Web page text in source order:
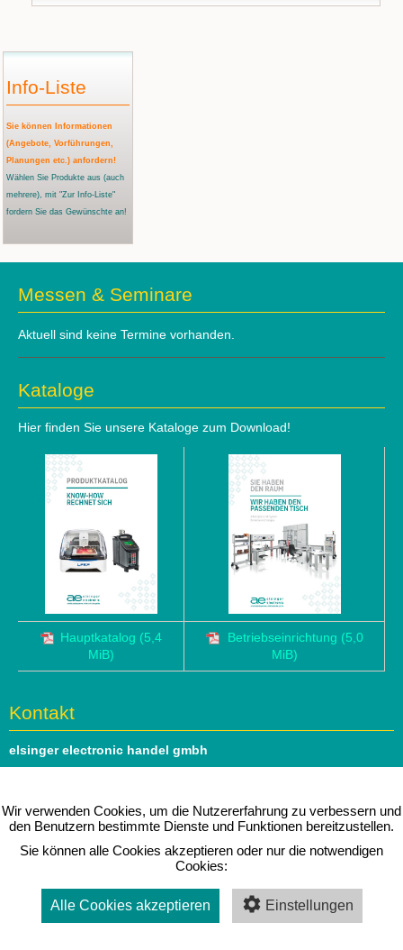
Wir verwenden Cookies, um die Nutzererfahrung zu verbessern und
den Benutzern bestimmte Dienste und Funktionen bereitzustellen.
Sie können alle Cookies akzeptieren oder nur die notwendigen
Cookies:
Alle Cookies akzeptieren Einstellungen
Info-Liste
Sie können Informationen
(Angebote, Vorführungen,
Planungen etc.) anfordern!
Wählen Sie Produkte aus (auch
mehrere), mit "Zur Info-Liste"
fordern Sie das Gewünschte an!
Messen & Seminare
Aktuell sind keine Termine vorhanden.
Kataloge
Hier finden Sie unsere Kataloge zum Download!
Hauptkatalog (5,4
MiB)
Betriebseinrichtung (5,0
MiB)
Kontakt
elsinger electronic handel gmbh
1140 Wien
Tel: 01 979 46 51
⇒ Folgen Sie uns auflinkedIn
Kontakt